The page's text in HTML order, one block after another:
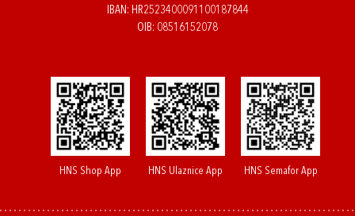
IBAN: HR2523400091100187844
OIB: 08516152078
HNS Shop App HNS Ulaznice App HNS Semafor App